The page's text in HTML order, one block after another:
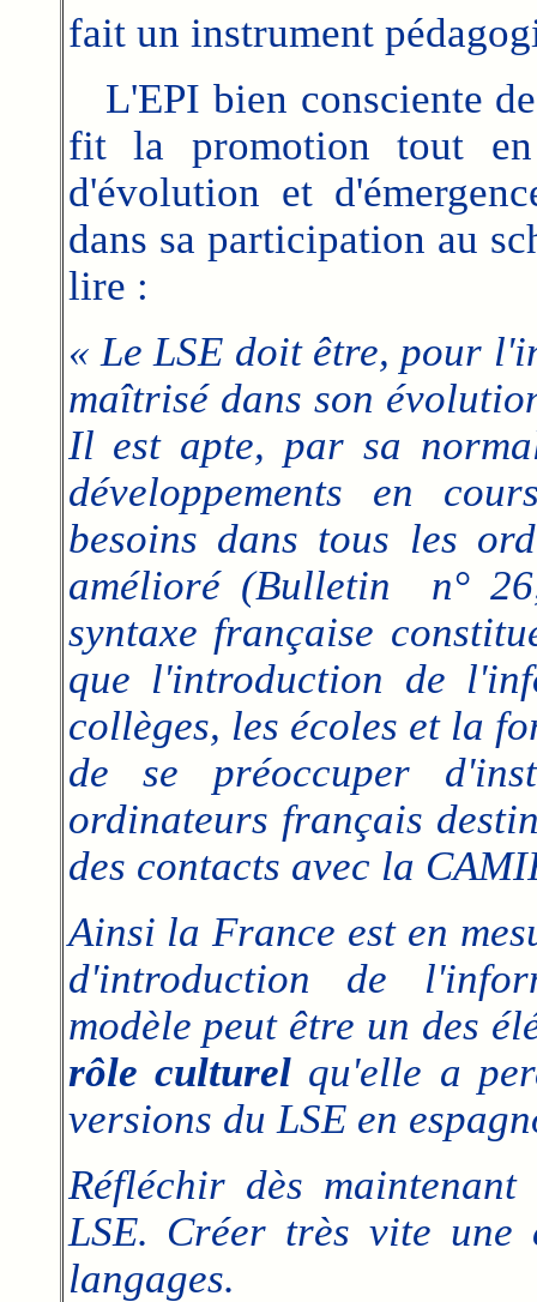
fait un instrument
L'EPI bien consciente
fit la promotion tout
d'évolution et
dans sa participation au
lire :
« Le LSE doit être, pour
maîtrisé dans son
Il est apte, par sa
développements en
besoins dans tous les
amélioré (Bulletin n°
syntaxe française
que l'introduction de
collèges, les écoles et la
de se préoccuper
ordinateurs français
des contacts avec la
Ainsi la France est en
d'introduction de
modèle peut être un des
rôle culturelqu'elle a
versions du LSE en
Réfléchir dès
LSE. Créer très vite une
langages.